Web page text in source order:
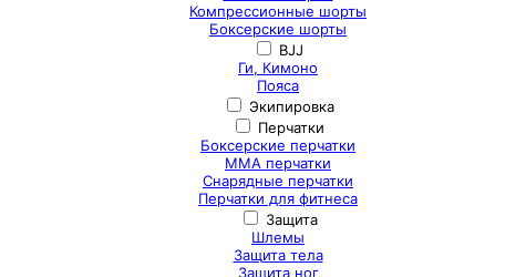
Компрессионные шорты
Боксерские шорты
BJJ
Ги, Кимоно
Пояса
Экипировка
Перчатки
Боксерские перчатки
ММА перчатки
Снарядные перчатки
Перчатки для фитнеса
Защита
Шлемы
Защита тела
Защита ног